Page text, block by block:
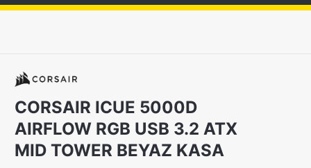
CORSAIR ICUE 5000D
AIRFLOW RGB USB 3.2 ATX
MID TOWER BEYAZ KASA